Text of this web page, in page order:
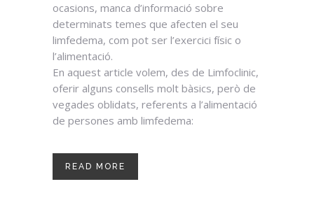
ocasions, manca d’informació sobre
determinats temes que afecten el seu
limfedema, com pot ser l’exercici físic o
l’alimentació.
En aquest article volem, des de Limfoclinic,
oferir alguns consells molt bàsics, però de
vegades oblidats, referents a l’alimentació
de persones amb limfedema:
READ MORE